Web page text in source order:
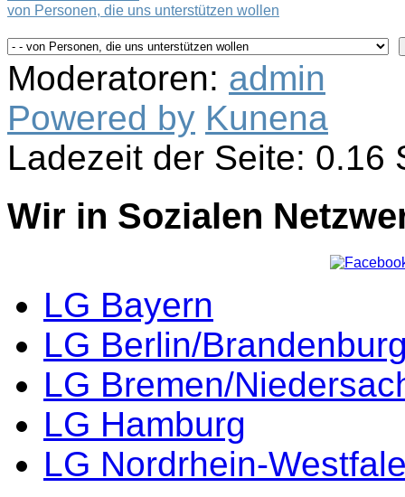
von Personen, die uns unterstützen wollen
Moderatoren: admin
Powered by Kunena
Ladezeit der Seite: 0.16
Wir in Sozialen
LG Bayern
LG Berlin/
LG Bremen/
LG Hamburg
LG Nordrhein-